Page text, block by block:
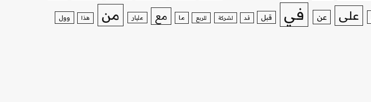
على عن في قبل قد لشركة للربع ما مع مليار من هذا وول